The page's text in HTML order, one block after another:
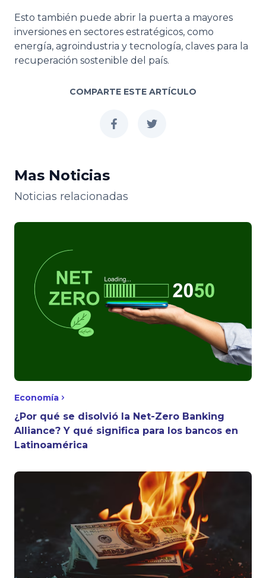
Esto también puede abrir la puerta a mayores
inversiones en sectores estratégicos, como
energía, agroindustria y tecnología, claves para la
recuperación sostenible del país.
COMPARTE ESTE ARTÍCULO
facebooktwitter
Mas Noticias
Noticias relacionadas
Economía
¿Por qué se disolvió la Net-Zero Banking
Alliance? Y qué significa para los bancos en
Latinoamérica